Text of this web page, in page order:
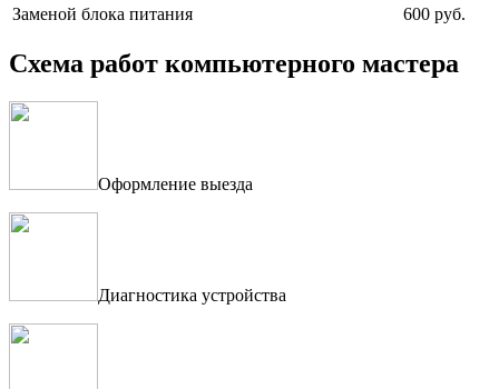
Заменой блока питания
600 руб.
Схема работ компьютерного мастера
Оформление выезда
Диагностика устройства